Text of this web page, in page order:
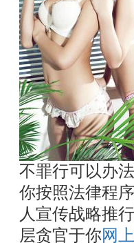
不罪行可以办
你按照法律程
人宣传战略推
层贪官于你网